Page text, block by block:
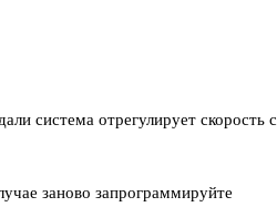
система отрегулирует скорость с
заново запрограммируйте